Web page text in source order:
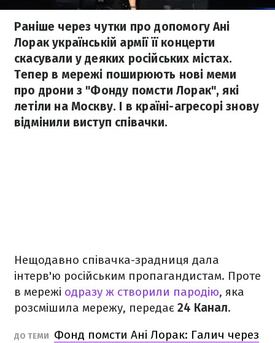
Раніше через чутки про допомогу Ані
Лорак українській армії її концерти
скасували у деяких російських містах.
Тепер в мережі поширюють нові меми
про дрони з "Фонду помсти Лорак", які
летіли на Москву. І в країні-агресорі знову
відмінили виступ співачки.
Нещодавно співачка-зрадниця дала
інтерв'ю російським пропагандистам. Проте
в мережі одразу ж створили пародію, яка
розсмішила мережу, передає 24 Канал.
ДО ТЕМИ
Фонд помсти Ані Лорак: Галич через